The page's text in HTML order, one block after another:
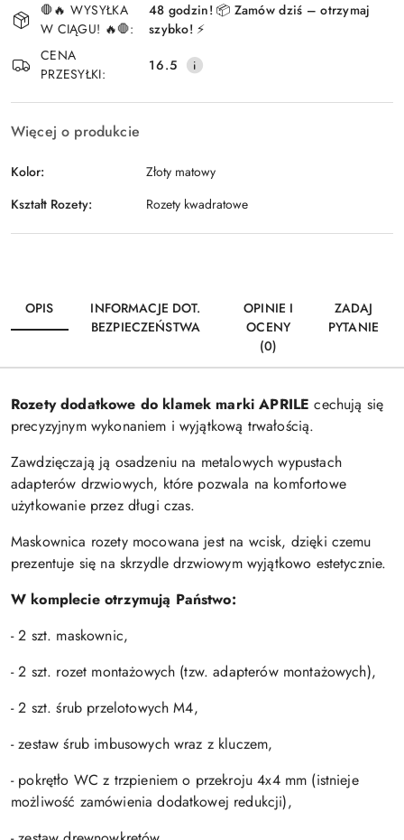
Wyślij
i
dostawa
🛑🔥 WYSYŁKA
W CIĄGU! 🔥🛑:
48 godzin! 📦 Zamów dziś – otrzymaj
szybko! ⚡
CENA
PRZESYŁKI:
16.5
Więcej o produkcie
Kolor:
Złoty matowy
Kształt Rozety:
Rozety kwadratowe
OPIS
INFORMACJE DOT.
BEZPIECZEŃSTWA
OPINIE I
OCENY
(0)
ZADAJ
PYTANIE
Rozety dodatkowe do klamek marki APRILE cechują się
precyzyjnym wykonaniem i wyjątkową trwałością.
Zawdzięczają ją osadzeniu na metalowych wypustach
adapterów drzwiowych, które pozwala na komfortowe
użytkowanie przez długi czas.
Maskownica rozety mocowana jest na wcisk, dzięki czemu
prezentuje się na skrzydle drzwiowym wyjątkowo estetycznie.
W komplecie otrzymują Państwo:
- 2 szt. maskownic,
- 2 szt. rozet montażowych (tzw. adapterów montażowych),
- 2 szt. śrub przelotowych M4,
- zestaw śrub imbusowych wraz z kluczem,
- pokrętło WC z trzpieniem o przekroju 4x4 mm (istnieje
możliwość zamówienia dodatkowej redukcji),